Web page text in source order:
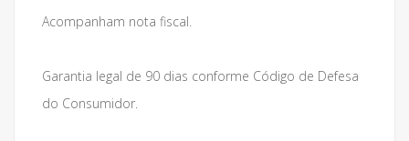
Acompanham nota fiscal.
Garantia legal de 90 dias conforme Código de Defesa
do Consumidor.